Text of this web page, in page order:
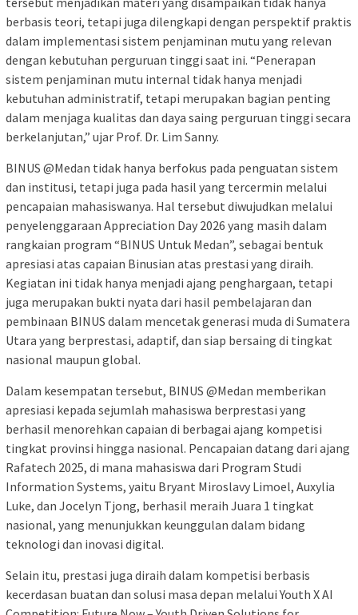
berbasis teori, tetapi juga dilengkapi dengan perspektif praktis
dalam implementasi sistem penjaminan mutu yang relevan
dengan kebutuhan perguruan tinggi saat ini. “Penerapan
sistem penjaminan mutu internal tidak hanya menjadi
kebutuhan administratif, tetapi merupakan bagian penting
dalam menjaga kualitas dan daya saing perguruan tinggi secara
berkelanjutan,” ujar Prof. Dr. Lim Sanny.
BINUS @Medan tidak hanya berfokus pada penguatan sistem
dan institusi, tetapi juga pada hasil yang tercermin melalui
pencapaian mahasiswanya. Hal tersebut diwujudkan melalui
penyelenggaraan Appreciation Day 2026 yang masih dalam
rangkaian program “BINUS Untuk Medan”, sebagai bentuk
apresiasi atas capaian Binusian atas prestasi yang diraih.
Kegiatan ini tidak hanya menjadi ajang penghargaan, tetapi
juga merupakan bukti nyata dari hasil pembelajaran dan
pembinaan BINUS dalam mencetak generasi muda di Sumatera
Utara yang berprestasi, adaptif, dan siap bersaing di tingkat
nasional maupun global.
Dalam kesempatan tersebut, BINUS @Medan memberikan
apresiasi kepada sejumlah mahasiswa berprestasi yang
berhasil menorehkan capaian di berbagai ajang kompetisi
tingkat provinsi hingga nasional. Pencapaian datang dari ajang
Rafatech 2025, di mana mahasiswa dari Program Studi
Information Systems, yaitu Bryant Miroslavy Limoel, Auxylia
Luke, dan Jocelyn Tjong, berhasil meraih Juara 1 tingkat
nasional, yang menunjukkan keunggulan dalam bidang
teknologi dan inovasi digital.
Selain itu, prestasi juga diraih dalam kompetisi berbasis
kecerdasan buatan dan solusi masa depan melalui Youth X AI